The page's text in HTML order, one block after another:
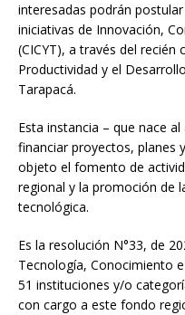
interesadas podrán
iniciativas de Innovación,
(CICYT), a través del recién
Productividad y el
Tarapacá.
Esta instancia – que nace
financiar proyectos, planes
objeto el fomento de
regional y la promoción de
tecnológica.
Es la resolución N°33, de
Tecnología, Conocimiento
51 instituciones y/o
con cargo a este fondo